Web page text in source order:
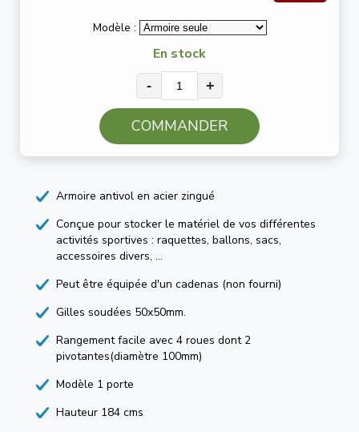
Modèle :
En stock
- +
COMMANDER
Armoire antivol en acier zingué
Conçue pour stocker le matériel de vos différentes
activités sportives : raquettes, ballons, sacs,
accessoires divers, ...
Peut être équipée d'un cadenas (non fourni)
Gilles soudées 50x50mm.
Rangement facile avec 4 roues dont 2
pivotantes(diamètre 100mm)
Modèle 1 porte
Hauteur 184 cms